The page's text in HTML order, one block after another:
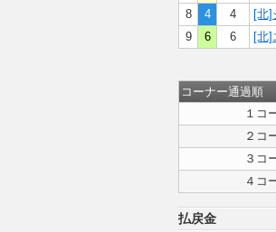
8
4 4 [北]
9
6 6 [北]
コーナー通過順
１コ
２コ
３コ
４コ
払戻金